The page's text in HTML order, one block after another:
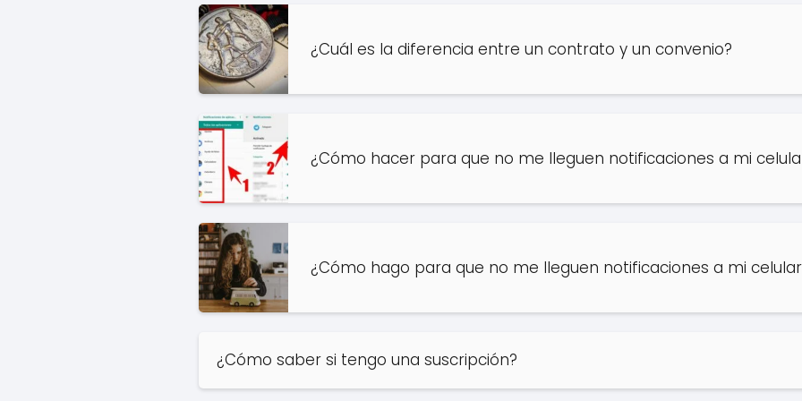
¿Cuál es la diferencia entre un contrato y un convenio?
¿Cómo hacer para que no me lleguen notificaciones a mi
¿Cómo hago para que no me lleguen notificaciones a mi
¿Cómo saber si tengo una suscripción?